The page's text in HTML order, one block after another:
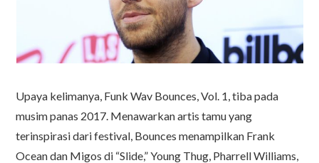
Upaya kelimanya, Funk Wav Bounces, Vol. 1, tiba pada
musim panas 2017. Menawarkan artis tamu yang
terinspirasi dari festival, Bounces menampilkan Frank
Ocean dan Migos di “Slide,” Young Thug, Pharrell Williams,